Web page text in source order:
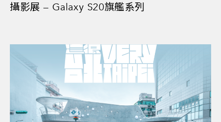
攝影展 – Galaxy S20旗艦系列